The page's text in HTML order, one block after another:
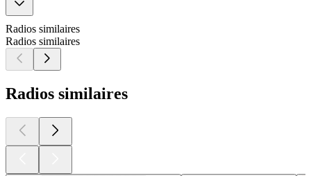
Radios similaires
Radios similaires
Radios similaires